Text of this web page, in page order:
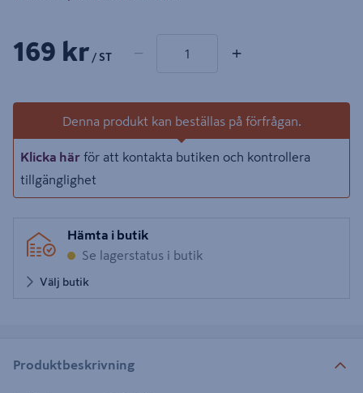
169 kr / ST − +
Denna produkt kan beställas på förfrågan.
Klicka här för att kontakta butiken och kontrollera
tillgänglighet
Hämta i butik
Se lagerstatus i butik
Välj butik
Produktbeskrivning